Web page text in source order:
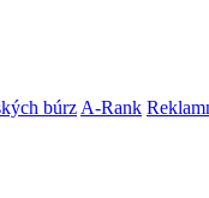
búrz A-Rank